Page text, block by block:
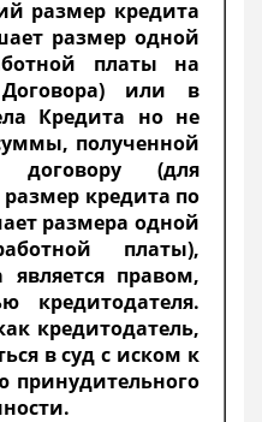
размер кредита
размер одной
платы на
или в
Кредита но не
полученной
договору (для
кредита по
размера одной
платы),
правом,
кредитодателя.
кредитодатель,
в суд с иском к
принудительного